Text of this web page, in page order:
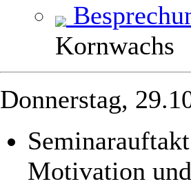
Kornwachs
Donnerstag,
Motivation